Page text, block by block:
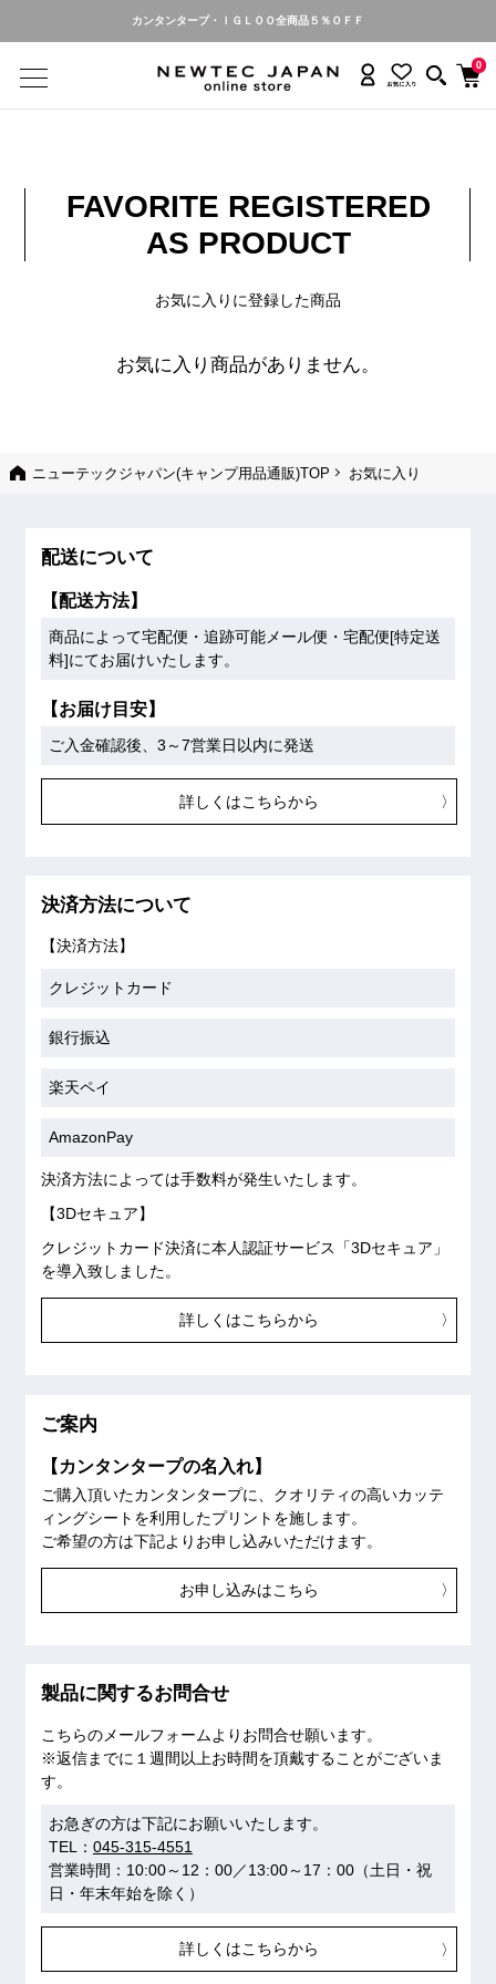
カンタンタープ・ＩＧＬＯＯ全商品５％ＯＦＦ
0
FAVORITE REGISTERED
AS PRODUCT
お気に入りに登録した商品
お気に入り商品がありません。
ニューテックジャパン(キャンプ用品通販)TOP お気に入り
配送について
【配送方法】
商品によって宅配便・追跡可能メール便・宅配便[特定送
料]にてお届けいたします。
【お届け目安】
ご入金確認後、3～7営業日以内に発送
詳しくはこちらから
決済方法について
【決済方法】
クレジットカード
銀行振込
楽天ペイ
AmazonPay
決済方法によっては手数料が発生いたします。
【3Dセキュア】
クレジットカード決済に本人認証サービス「3Dセキュア」
を導入致しました。
詳しくはこちらから
ご案内
【カンタンタープの名入れ】
ご購入頂いたカンタンタープに、クオリティの高いカッテ
ィングシートを利用したプリントを施します。
ご希望の方は下記よりお申し込みいただけます。
お申し込みはこちら
製品に関するお問合せ
こちらのメールフォームよりお問合せ願います。
※返信までに１週間以上お時間を頂戴することがございま
す。
お急ぎの方は下記にお願いいたします。
TEL： 045-315-4551
営業時間：10:00～12：00／13:00～17：00（土日・祝
日・年末年始を除く）
詳しくはこちらから